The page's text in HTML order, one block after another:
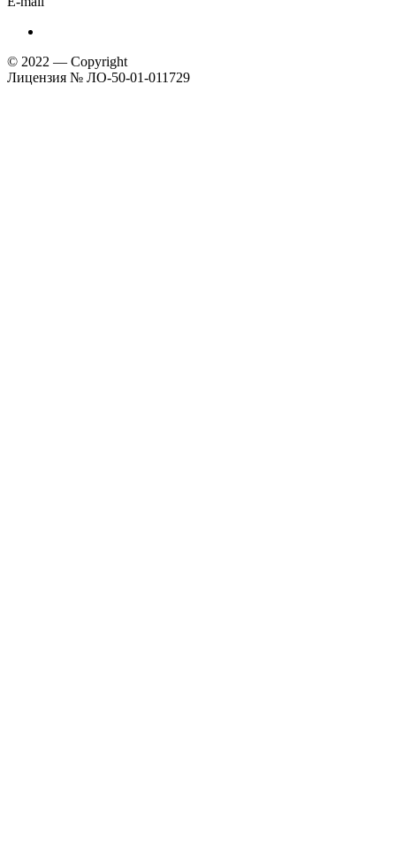
© 2022 — Copyright
Лицензия № ЛО-50-01-011729